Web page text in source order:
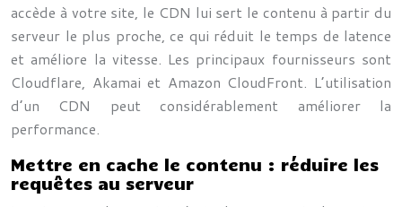
accède à votre site, le CDN lui sert le contenu à partir du
serveur le plus proche, ce qui réduit le temps de latence
et améliore la vitesse. Les principaux fournisseurs sont
Cloudflare, Akamai et Amazon CloudFront. L’utilisation
d’un CDN peut considérablement améliorer la
performance.
Mettre en cache le contenu : réduire les
requêtes au serveur